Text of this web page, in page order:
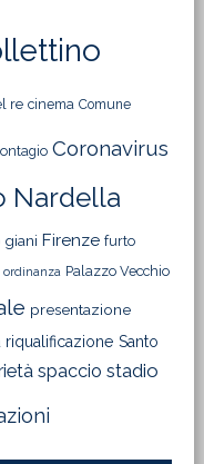
re cinema Comune
Coronavirus
Nardella
giani Firenze furto
ordinanza Palazzo Vecchio
presentazione
riqualificazione Santo
spaccio stadio